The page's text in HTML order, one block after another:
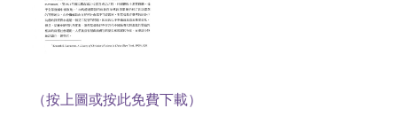
（按上圖或按此免費下載）